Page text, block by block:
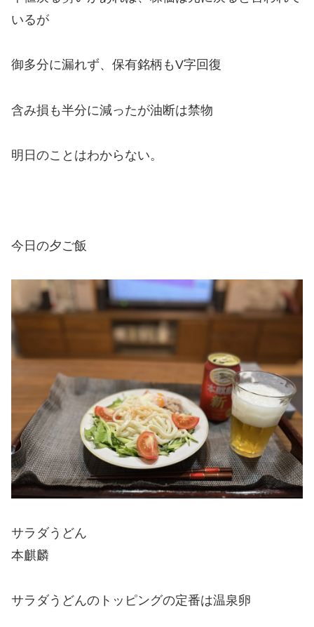
いるが
御多分に漏れず、保有銘柄もV字回復
含み損も半分に減ったが油断は禁物
明日のことはわからない。
今日の夕ご飯
サラダうどん
本麒麟
サラダうどんのトッピングの定番は温泉卵